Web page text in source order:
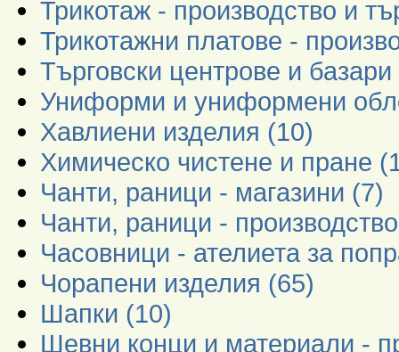
Трикотаж - производство и
Трикотажни платове -
Търговски центрове и
Униформи и униформени
Хавлиени изделия (10)
Химическо чистене и пране
Чанти, раници - магазини (7)
Чанти, раници -
Часовници - ателиета за
Чорапени изделия (65)
Шапки (10)
Шевни конци и материали -